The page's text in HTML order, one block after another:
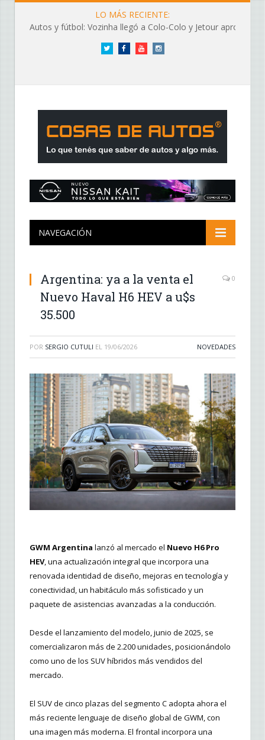
LO MÁS RECIENTE:
Autos y fútbol: Vozinha llegó a Colo-Colo y Jetour aprovechó los flashes
Twitter FacebookYouTubeInstagram
NAVEGACIÓN
Argentina: ya a la venta el
Nuevo Haval H6 HEV a u$s
35.500
0
POR SERGIO CUTULI EL 19/06/2026 NOVEDADES
GWM Argentina lanzó al mercado el Nuevo H6 Pro
HEV, una actualización integral que incorpora una
renovada identidad de diseño, mejoras en tecnología y
conectividad, un habitáculo más sofisticado y un
paquete de asistencias avanzadas a la conducción.
Desde el lanzamiento del modelo, junio de 2025, se
comercializaron más de 2.200 unidades, posicionándolo
como uno de los SUV híbridos más vendidos del
mercado.
El SUV de cinco plazas del segmento C adopta ahora el
más reciente lenguaje de diseño global de GWM, con
una imagen más moderna. El frontal incorpora una